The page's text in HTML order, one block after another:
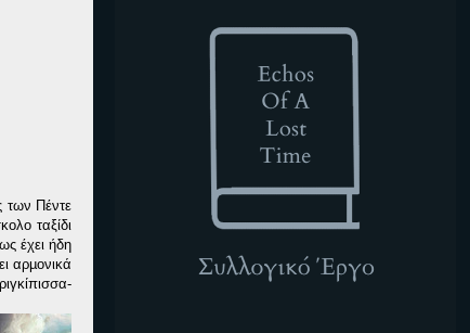
των Πέντε
ταξίδι
έχει ήδη
αρµονικά